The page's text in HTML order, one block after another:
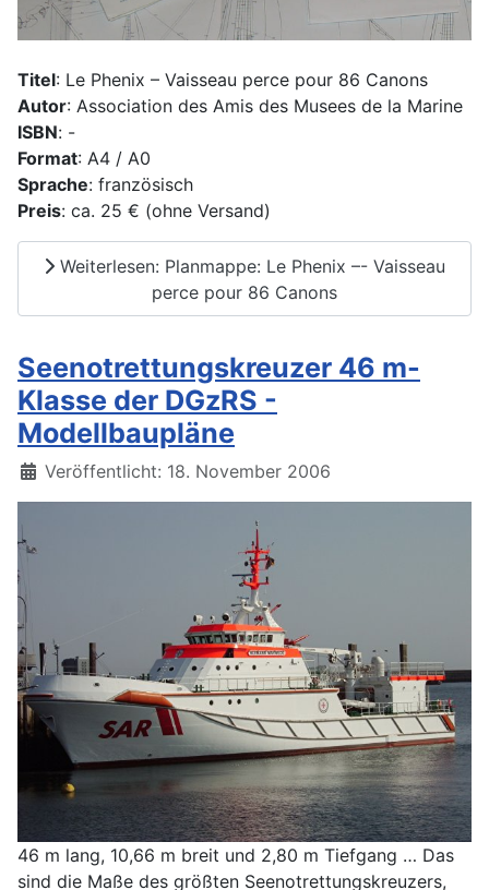
Titel: Le Phenix – Vaisseau perce pour 86 Canons
Autor: Association des Amis des Musees de la Marine
ISBN: -
Format: A4 / A0
Sprache: französisch
Preis: ca. 25 € (ohne Versand)
Weiterlesen: Planmappe: Le Phenix –- Vaisseau
perce pour 86 Canons
Seenotrettungskreuzer 46 m-
Klasse der DGzRS -
Modellbaupläne
Details
Veröffentlicht: 18. November 2006
46 m lang, 10,66 m breit und 2,80 m Tiefgang … Das
sind die Maße des größten Seenotrettungskreuzers,